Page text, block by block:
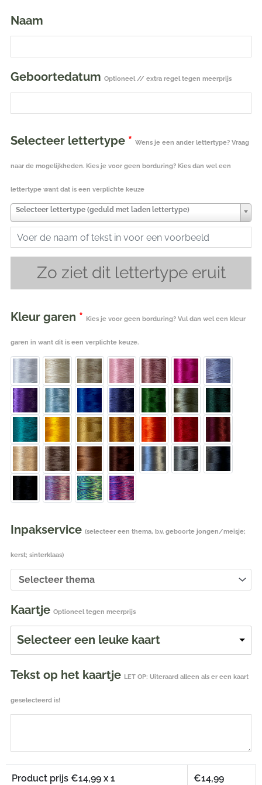
Naam
Geboortedatum Optioneel // extra regel tegen meerprijs
Selecteer lettertype * Wens je een ander lettertype? Vraag
naar de mogelijkheden. Kies je voor geen borduring? Kies dan wel een
lettertype want dat is een verplichte keuze
Selecteer lettertype (geduld met laden lettertype)
Zo ziet dit lettertype eruit
Kleur garen * Kies je voor geen borduring? Vul dan wel een kleur
garen in want dit is een verplichte keuze.
Inpakservice (selecteer een thema, b.v. geboorte jongen/meisje;
kerst; sinterklaas)
Kaartje Optioneel tegen meerprijs
Selecteer een leuke kaart
Tekst op het kaartje LET OP: Uiteraard alleen als er een kaart
geselecteerd is!
Product prijs €14,99 x 1 €14,99
Clay
aantal